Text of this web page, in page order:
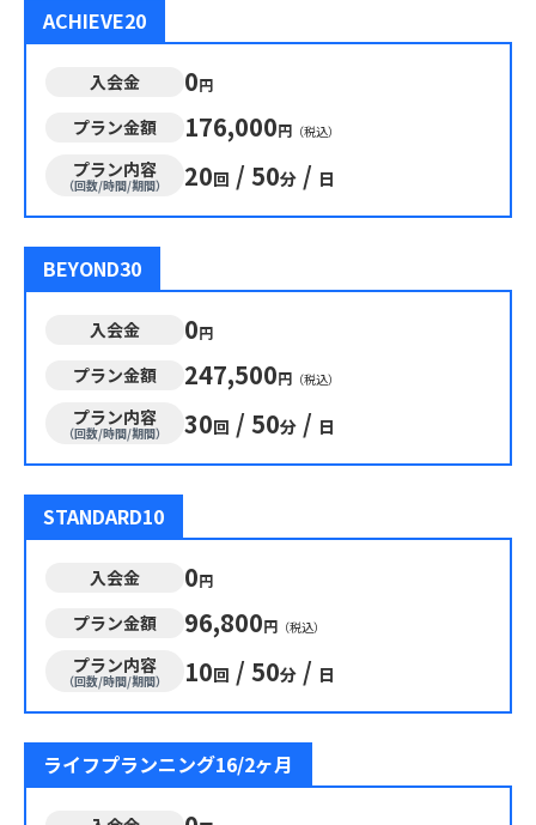
ACHIEVE20
入会金 0円
プラン金額 176,000円 （税込）
プラン内容
（回数/時間/期間） 20回 / 50分 / 日
BEYOND30
入会金 0円
プラン金額 247,500円 （税込）
プラン内容
（回数/時間/期間） 30回 / 50分 / 日
STANDARD10
入会金 0円
プラン金額 96,800円 （税込）
プラン内容
（回数/時間/期間） 10回 / 50分 / 日
ライフプランニング16/2ヶ月